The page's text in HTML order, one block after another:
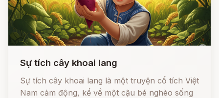
Sự tích cây khoai lang
Sự tích cây khoai lang là một truyện cổ tích Việt
Nam cảm động, kể về một cậu bé nghèo sống